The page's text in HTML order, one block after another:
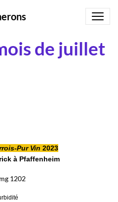
de juillet
Pur Vin 2023
à Pfaffenheim